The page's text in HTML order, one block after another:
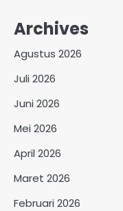
Archives
Agustus 2026
Juli 2026
Juni 2026
Mei 2026
April 2026
Maret 2026
Februari 2026